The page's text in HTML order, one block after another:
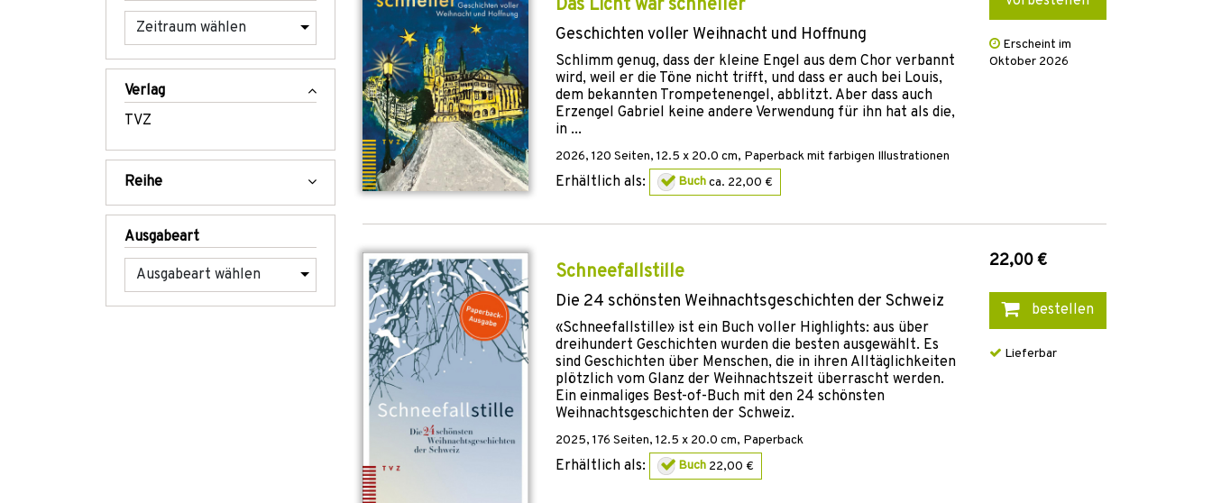
Verlag
TVZ
Reihe
Ausgabeart
Das Licht war schneller
Geschichten voller Weihnacht und Hoffnung
Schlimm genug, dass der kleine Engel aus dem Chor verbannt
wird, weil er die Töne nicht trifft, und dass er auch bei Louis,
dem bekannten Trompetenengel, abblitzt. Aber dass auch
Erzengel Gabriel keine andere Verwendung für ihn hat als die,
in ...
2026, 120 Seiten, 12.5 x 20.0 cm, Paperback mit farbigen Illustrationen
Erhältlich als: Buchca. 22,00 €
Erscheint im
Oktober 2026
Schneefallstille
Die 24 schönsten Weihnachtsgeschichten der Schweiz
«Schneefallstille» ist ein Buch voller Highlights: aus über
dreihundert Geschichten wurden die besten ausgewählt. Es
sind Geschichten über Menschen, die in ihren Alltäglichkeiten
plötzlich vom Glanz der Weihnachtszeit überrascht werden.
Ein einmaliges Best-of-Buch mit den 24 schönsten
Weihnachtsgeschichten der Schweiz.
2025, 176 Seiten, 12.5 x 20.0 cm, Paperback
Erhältlich als: Buch 22,00 €
22,00 €
bestellen
Lieferbar